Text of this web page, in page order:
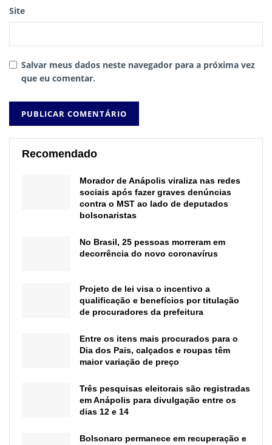
Site
Salvar meus dados neste navegador para a próxima vez
que eu comentar.
Recomendado
Morador de Anápolis viraliza nas redes
sociais após fazer graves denúncias
contra o MST ao lado de deputados
bolsonaristas
No Brasil, 25 pessoas morreram em
decorrência do novo coronavírus
Projeto de lei visa o incentivo a
qualificação e benefícios por titulação
de procuradores da prefeitura
Entre os itens mais procurados para o
Dia dos Pais, calçados e roupas têm
maior variação de preço
Três pesquisas eleitorais são registradas
em Anápolis para divulgação entre os
dias 12 e 14
Bolsonaro permanece em recuperação e